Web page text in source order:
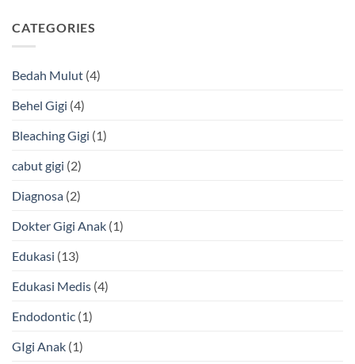
CATEGORIES
Bedah Mulut (4)
Behel Gigi (4)
Bleaching Gigi (1)
cabut gigi (2)
Diagnosa (2)
Dokter Gigi Anak (1)
Edukasi (13)
Edukasi Medis (4)
Endodontic (1)
GIgi Anak (1)